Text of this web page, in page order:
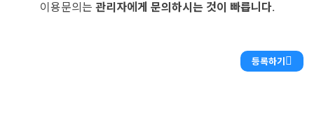
이용문의는 관리자에게 문의하시는 것이 빠릅니다.
등록하기